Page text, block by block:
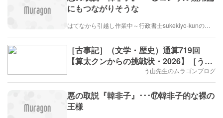
にもつながりそうな
［古事記］（文学・歴史）通算719回
【算太クンからの挑戦状・2026】［う山
う山先生のムラゴンブログ
悪の取説『韓非子』･･･⑰韓非子的な裸の
王様